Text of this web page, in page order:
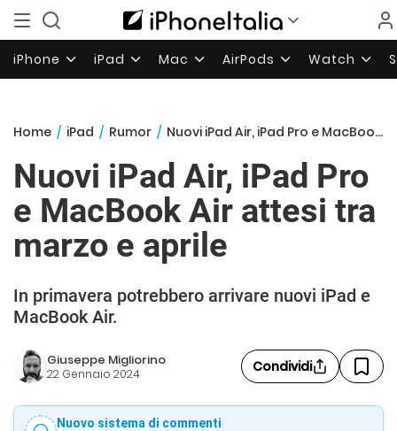
iPhone iPad Mac AirPods Watch
Home / iPad / Rumor / Nuovi iPad Air, iPad Pro e MacBook Air attesi tra marzo e aprile
Nuovi iPad Air, iPad Pro
e MacBook Air attesi tra
marzo e aprile
In primavera potrebbero arrivare nuovi iPad e
MacBook Air.
Giuseppe Migliorino
22 Gennaio 2024 Condividi
Nuovo sistema di commenti